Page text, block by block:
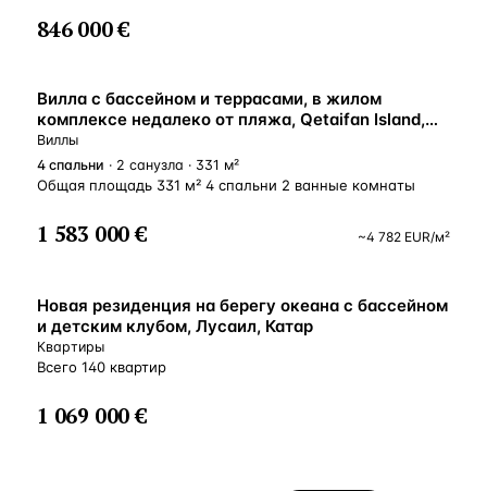
846 000 €
Вилла с бассейном и террасами, в жилом
комплексе недалеко от пляжа, Qetaifan Island,
Лусаил, Катар
Виллы
4 спальни · 2 санузла · 331 м²
Общая площадь 331 м² 4 спальни 2 ванные комнаты
1 583 000 € ~4 782 EUR/м²
Новая резиденция на берегу океана с бассейном
и детским клубом, Лусаил, Катар
Квартиры
Всего 140 квартир
1 069 000 €